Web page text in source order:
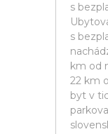
s
s
km od
22 km
byt v